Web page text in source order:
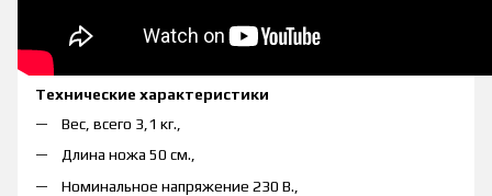
Технические характеристики
Вес, всего 3,1 кг.,
Длина ножа 50 см.,
Номинальное напряжение 230 В.,